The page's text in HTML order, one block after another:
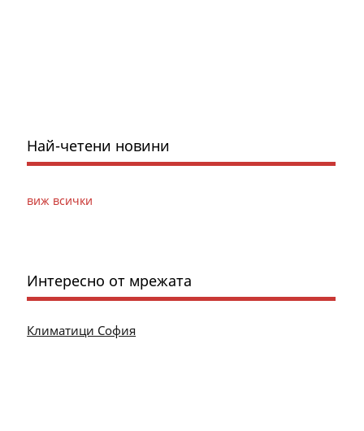
Най-четени новини
виж всички
Интересно от мрежата
Климатици София